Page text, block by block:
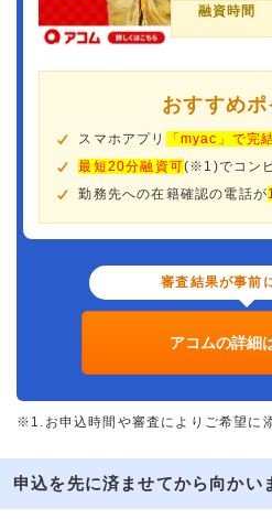
融資時間
おすすめポ
スマホアプリ
「myac」で完
最短20分融資可(※1)でコン
勤務先への在籍確認の電話が
審査結果が事前
アコムの詳細
※1.お申込時間や審査によりご希望に
申込を先に済ませてから向かい